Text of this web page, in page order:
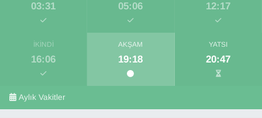
03:31 05:06 12:17
İKINDI
16:06
AKŞAM
19:18
YATSI
20:47
Aylık Vakitler